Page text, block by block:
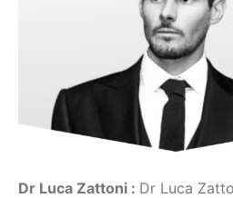
Dr Luca Zattoni : Dr Luca